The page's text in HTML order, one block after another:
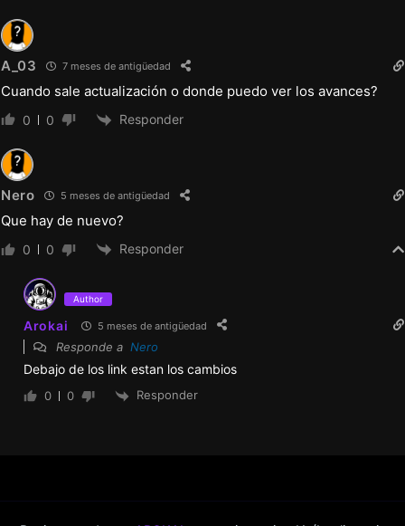
A_03 7 meses de antigüedad
Cuando sale actualización o donde puedo ver los avances?
0 0 Responder
Nero 5 meses de antigüedad
Que hay de nuevo?
0 0 Responder
Author
Arokai 5 meses de antigüedad
Responde a Nero
Debajo de los link estan los cambios
0 0 Responder